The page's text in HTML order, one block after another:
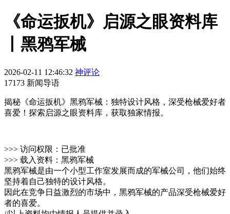
《命运扳机》启源之眼资料库
丨黑鸦军械
2026-02-11 12:46:32 神评论
17173 新闻导语
揭秘《命运扳机》黑鸦军械：独特设计风格，深受枪械爱好者
喜爱！探索启源之眼资料库，获取独家情报。
>>> 访问权限：已批准
>>> 载入资料：黑鸦军械
黑鸦军械是由一个小型工作室发展而成的军械公司，他们始终
坚持着自己独特的设计风格。
因此在竞争日益激烈的市场中，黑鸦军械的产品深受枪械爱好
者的喜爱。